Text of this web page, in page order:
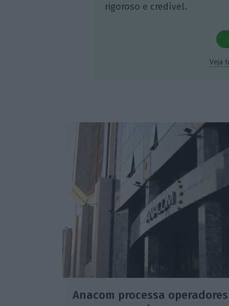
rigoroso e credível.
Veja
Anacom processa